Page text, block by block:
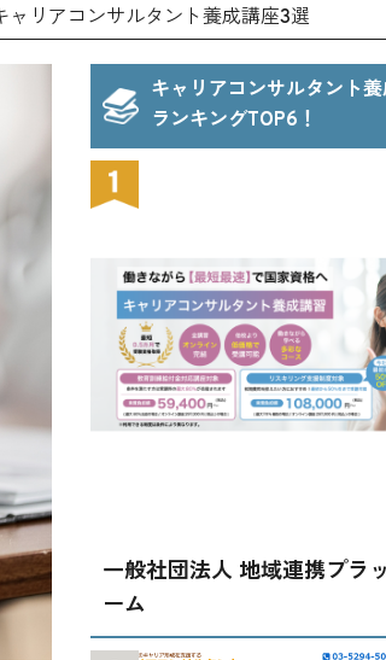
リアコンサルタント養成講座3選
キャリアコンサルタント
ランキングTOP6！
一般社団法人 地域連携プラ
ーム